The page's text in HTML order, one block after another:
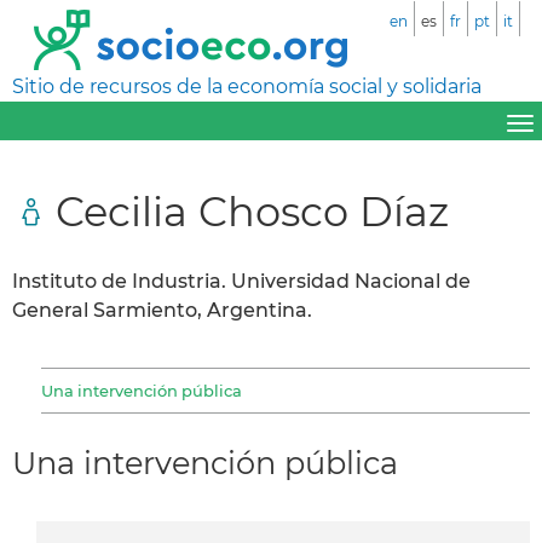
Sitio de recursos de la economía social y solidaria
en es fr pt it
Cecilia Chosco Díaz
Instituto de Industria. Universidad Nacional de
General Sarmiento, Argentina.
Una intervención pública
Una intervención pública